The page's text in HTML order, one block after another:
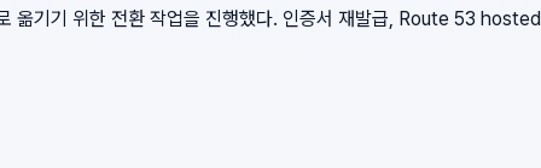
기기 위한 전환 작업을 진행했다. 인증서 재발급, Route 53